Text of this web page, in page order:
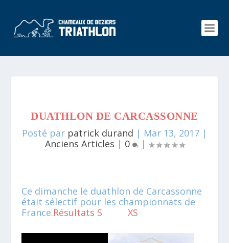
DUATHLON DE CARCASSONNE
Posté par patrick durand | Mar 13, 2017 |
Anciens Articles | 0 |
Ce dimanche le duathlon de Carcassonne
était sélectif pour les championnats de
France.Résultats SXS